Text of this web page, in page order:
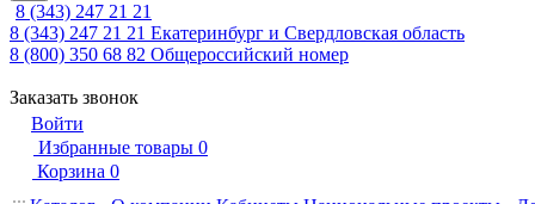
8 (343) 247 21 21
8 (343) 247 21 21 Екатеринбург и Свердловская область
8 (800) 350 68 82 Общероссийский номер
Заказать звонок
Войти
Избранные товары 0
Корзина 0